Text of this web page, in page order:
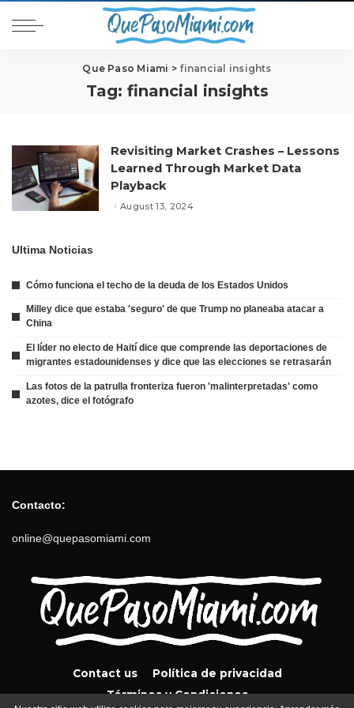
Que Paso Miami > financial insights
Tag: financial insights
Revisiting Market Crashes – Lessons
Learned Through Market Data
Playback
August 13, 2024
Ultima Noticias
Cómo funciona el techo de la deuda de los Estados Unidos
Milley dice que estaba 'seguro' de que Trump no planeaba atacar a
China
El líder no electo de Haití dice que comprende las deportaciones de
migrantes estadounidenses y dice que las elecciones se retrasarán
Las fotos de la patrulla fronteriza fueron 'malinterpretadas' como
azotes, dice el fotógrafo
Contacto:
online@quepasomiami.com
Contact us
Política de privacidad
Términos y Condiciones